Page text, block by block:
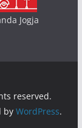
Jogja
reserved.
by WordPress.